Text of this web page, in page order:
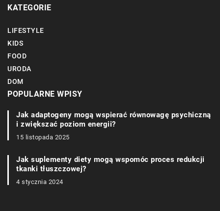
KATEGORIE
LIFESTYLE
KIDS
FOOD
URODA
DOM
POPULARNE WPISY
Jak adaptogeny mogą wspierać równowagę psychiczną
i zwiększać poziom energii?
15 listopada 2025
Jak suplementy diety mogą wspomóc proces redukcji
tkanki tłuszczowej?
4 stycznia 2024